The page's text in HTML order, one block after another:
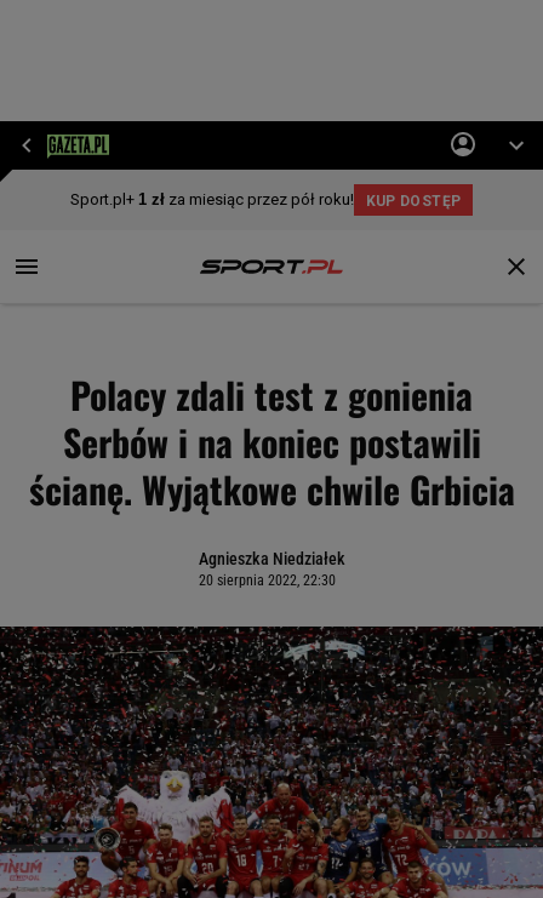
Polacy zdali test z gonienia
Serbów i na koniec postawili
ścianę. Wyjątkowe chwile Grbicia
Agnieszka Niedziałek
20 sierpnia 2022, 22:30